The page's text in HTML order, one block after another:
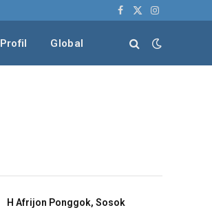
Facebook
X
Instagram
Profil Global
H Afrijon Ponggok, Sosok